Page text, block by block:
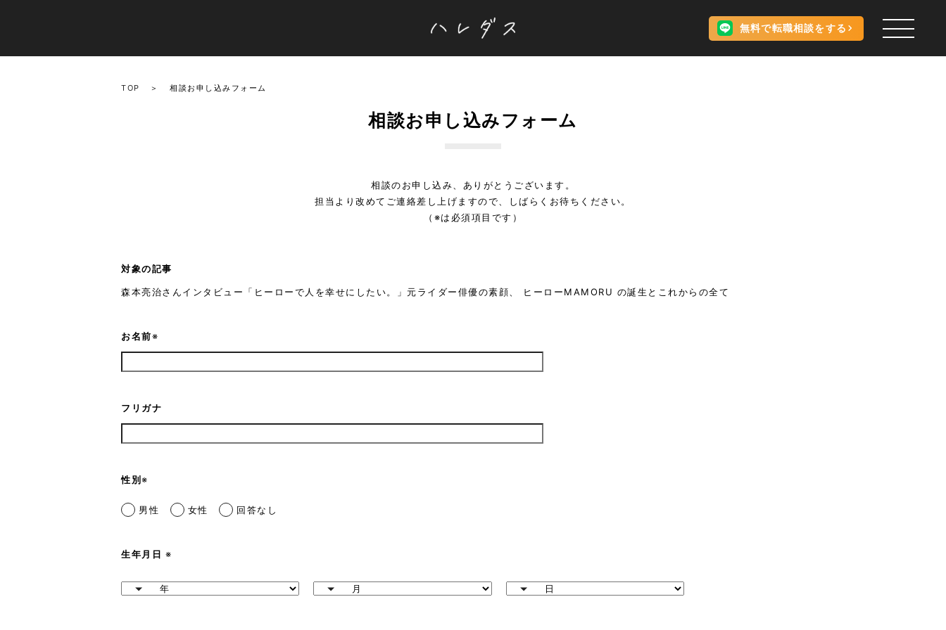
無料で転職相談をする
TOP 相談お申し込みフォーム
相談お申し込みフォーム
相談のお申し込み、ありがとうございます。
担当より改めてご連絡差し上げますので、しばらくお待ちください。
（※は必須項目です）
対象の記事
森本亮治さんインタビュー「ヒーローで人を幸せにしたい。」元ライダー俳優の素顔、 ヒーローMAMORU の誕生とこれからの全て
お名前※
フリガナ
性別 ※
男性 女性 回答なし
生年月日 ※